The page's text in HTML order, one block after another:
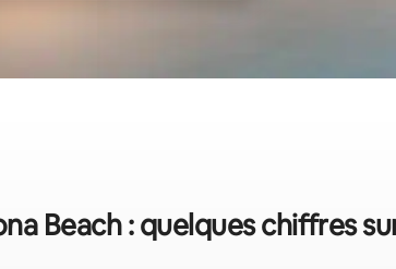
Beach : quelques chiffres